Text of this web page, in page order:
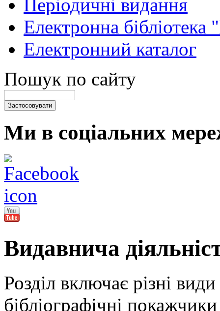
Періодичні видання
Електронна
Електронний каталог
Пошук по сайту
Ми в соціальних
Видавнича
Розділ включає різні
бібліографічні